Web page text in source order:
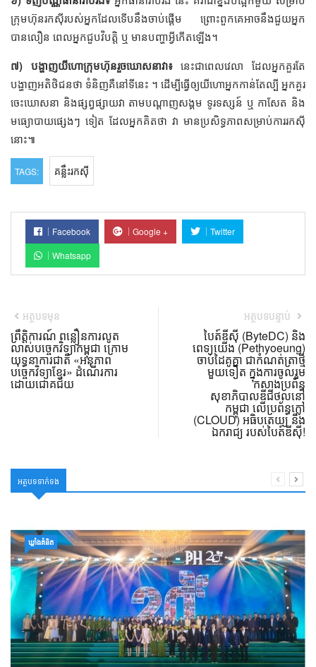
ក្រុមហ៊ុនរកស៊ីរបស់អ្នកដែលទើបនឹងចាប់ផ្ដើម ព្រោះពួកគេអាចនឹងជួយអ្នក
បានលឿន ពេលអ្នកជួបវិបត្តិ ឬ មានបញ្ហាអ្វីកើតឡើង។
៧) បង្ហាញយីហោក្រុមហ៊ុនរួចឃោសនាវា៖នេះជាពេលវេលា ដែលអ្នកគួរតែ
បង្ហាញអតិថិជនថា ទំនិញគឺនៅទីនេះ ។ ដើម្បីធ្វើឲ្យយីហោអ្នកកាន់តែល្បី អ្នកគួរ
ចេះឃោសនា និងផ្សព្វផ្សាយវា តាមបណ្ដាញសង្គម ទូរទស្សន៍ ឬ កាសែត និង
មធ្យោបាយផ្សេងៗ ទៀត ដែលអ្នកគិតថា វា មានប្រសិទ្ធភាពសម្រាប់ការរកស៊ី
នោះ៕ ​ ​
TAGS: គន្លឹះរកស៊ី
Facebook Google +
Twitter
Whatsapp
អត្ថបទមុន
ព្រឹត្តិការណ៍ ពន្លឿនការលូត
លាស់បច្ចេកវិទ្យាកម្ពុជា ក្រោម
យុទ្ធនាការជាតិ «អនុភាព
បច្ចេកវិទ្យាខ្មែរ» ដំណើរការ
ដោយជោគជ័យ
អត្ថបទបន្ទាប់
បៃត៍ឌីស៊ី (ByteDC) និង
ពេទ្យយើង (Pethyoeung)
ចាប់ដៃគូគ្នា ជាកំណត់ត្រាថ្មី
មួយទៀត ក្នុងការចូលរួម
កសាងប្រព័ន្ធ
សុខាភិបាលឌីជីថល​នៅ
កម្ពុជា លើប្រព័ន្ធក្លៅ
(CLOUD) អធិបតេយ្យ និង
ឯករាជ្យ របស់បៃត៍ឌីស៊ី!
អត្ថបទទាក់ទង
ឃ្លាំង​គំនិត